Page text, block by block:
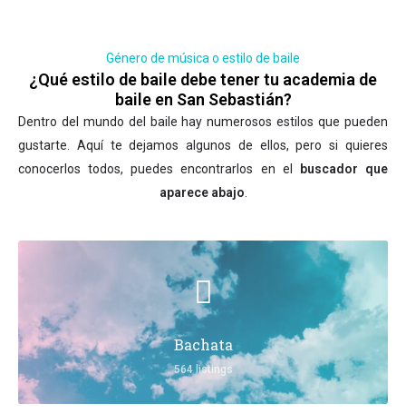
Género de música o estilo de baile
¿Qué estilo de baile debe tener tu academia de
baile en San Sebastián?
Dentro del mundo del baile hay numerosos estilos que pueden
gustarte. Aquí te dejamos algunos de ellos, pero si quieres
conocerlos todos, puedes encontrarlos en el
buscador que
aparece abajo
Bachata
564 listings